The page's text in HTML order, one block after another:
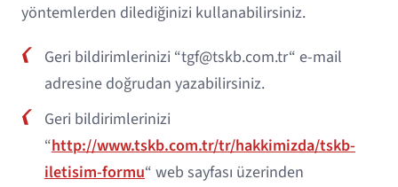
yöntemlerden dilediğinizi kullanabilirsiniz.
Geri bildirimlerinizi “tgf@tskb.com.tr“ e-mail
adresine doğrudan yazabilirsiniz.
Geri bildirimlerinizi
“http://www.tskb.com.tr/tr/hakkimizda/tskb-
iletisim-formu“ web sayfası üzerinden